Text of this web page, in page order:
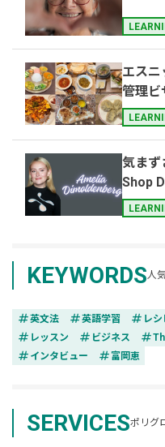
エスニ
管理ビ
気まず
Shop
KEYWORDS人
tag英文法 tag英語学習 tag レ
tag レッスン tag ビジネス tag
tag インタビュー tag富岡恵
SERVICESポリグ